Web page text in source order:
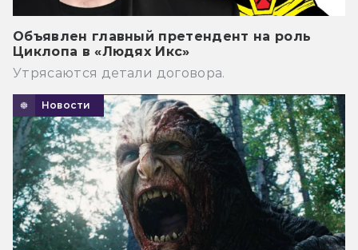
Объявлен главный претендент на роль
Циклопа в «Людях Икс»
Утрясаются детали договора.
Новости